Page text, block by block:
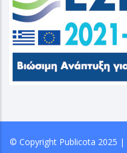
© Copyright Publicota 2025 |